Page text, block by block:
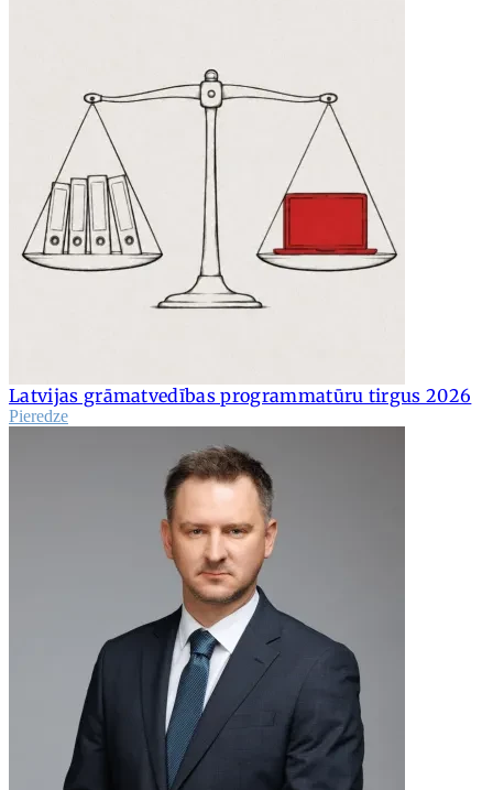
Latvijas grāmatvedības programmatūru tirgus 2026
Pieredze